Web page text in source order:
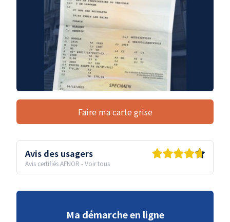
Faire ma carte grise
Avis des usagers
Avis certifiés AFNOR -Voir tous
Ma démarche en ligne